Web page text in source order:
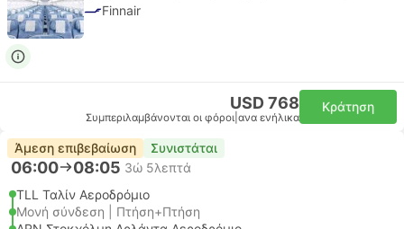
Finnair
USD 768
Συμπεριλαμβάνονται οι φόροι ανα ενήλικα
Κράτηση
Άμεση επιβεβαίωση Συνιστάται
06:00 08:05 3ώ 5λεπτά
TLL Ταλίν Αεροδρόμιο
Μονή σύνδεση | Πτήση+Πτήση